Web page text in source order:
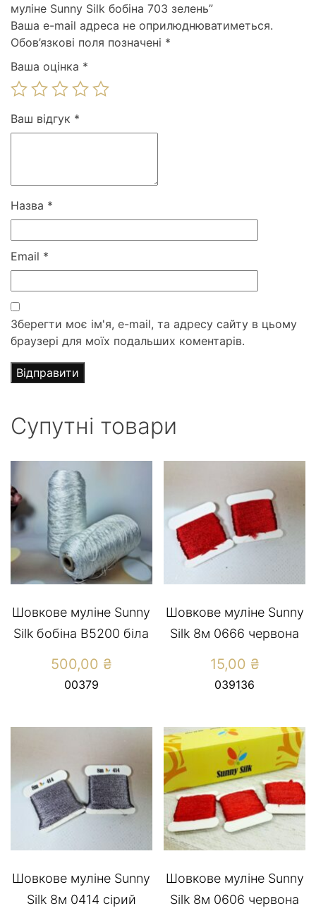
муліне Sunny Silk бобіна 703 зелень”
Ваша e-mail адреса не оприлюднюватиметься.
Обов’язкові поля позначені *
Ваша оцінка *
Ваш відгук *
Назва *
Email *
Зберегти моє ім'я, e-mail, та адресу сайту в цьому
браузері для моїх подальших коментарів.
Супутні товари
Шовкове муліне Sunny
Silk бобіна B5200 біла
500,00 ₴
00379
Шовкове муліне Sunny
Silk 8м 0666 червона
15,00 ₴
039136
Шовкове муліне Sunny
Silk 8м 0414 сірий
Шовкове муліне Sunny
Silk 8м 0606 червона